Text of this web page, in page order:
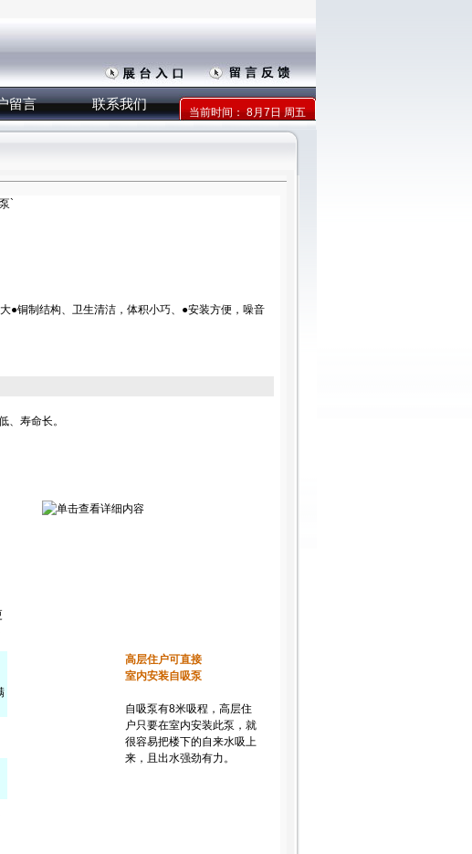
留言 联系我们
当前时间：8月7日 周五
`
●铜制结构、卫生清洁，体积小巧、●安装方便，噪音
、寿命长。
高层住户可直接
室内安装自吸泵
自吸泵有8米吸程，高层住
户只要在室内安装此泵，就
很容易把楼下的自来水吸上
来，且出水强劲有力。